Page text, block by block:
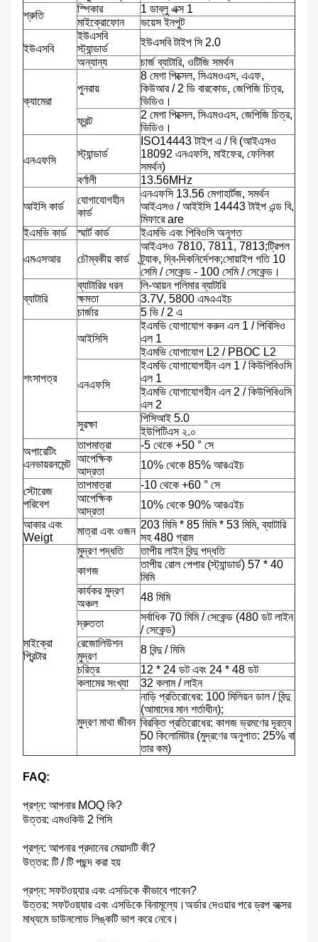
শ্রুতি
স্পিকার
1 ডাব্লু এক্স 1
মাইক্রোফোন
ভয়েস ইনপুট
ইউএসবি
ইউএসবি
স্ট্যান্ডার্ড
ইউএসবি টাইপ সি 2.0
অন্যান্য
চার্জ ব্যাটারি, ওটিজি সমর্থন
ক্যামেরা
পুনরায়
8 মেগা পিক্সেল, সিএমওএস, এএফ,
কিউআর / 2 ডি বারকোড, জেপিজি চিত্র,
ভিডিও।
ফ্রন্ট
2 মেগা পিক্সেল, সিএমওএস, জেপিজি চিত্র,
ভিডিও।
এনএফসি
স্ট্যান্ডার্ড
ISO14443 টাইপ এ / বি (আইএসও
18092 এনএফসি, মাইফের, ফেলিকা
সমর্থন)
বর্ণালী
13.56MHz
আইসি কার্ড
যোগাযোগহীন
কার্ড
এনএফসি 13.56 মেগাহার্টজ, সমর্থন
আইএসও / আইইসি 14443 টাইপ এন্ড বি,
মিফারে are
ইএমভি কার্ড
স্মার্ট কার্ড ইএমভি এবং পিবিওসি অনুগত
এমএসআর চৌম্বকীয় কার্ড
আইএসও 7810, 7811, 7813;ট্রিপল
ট্র্যাক, দ্বি-দিকনির্দেশক;সোয়াইপ গতি 10
সেমি / সেকেন্ড - 100 সেমি / সেকেন্ড।
ব্যাটারি
ব্যাটারির ধরন
লি-আয়ন পলিমার ব্যাটারি
ক্ষমতা
3.7V, 5800 এমএএইচ
চার্জার
5 ভি / 2 এ
শংসাপত্র
আইসিসি
ইএমভি যোগাযোগ করুন এল 1 / পিবিসিও
এল 1
ইএমভি যোগাযোগ L2 / PBOC L2
এনএফসি
ইএমভি যোগাযোগহীন এল 1 / কিউপিবিওসি
এল 1
ইএমভি যোগাযোগহীন এল 2 / কিউপিবিওসি
এল 2
সুরক্ষা
পিসিআই 5.0
ইউপিটিএস ২.০
অপারেটিং
এনভায়রনমেন্ট
তাপমাত্রা
-5 থেকে +50 ° সে
আপেক্ষিক
আদ্রতা
10% থেকে 85% আরএইচ
স্টোরেজ
পরিবেশ
তাপমাত্রা
-10 থেকে +60 ° সে
আপেক্ষিক
আদ্রতা
10% থেকে 90% আরএইচ
আকার এবং
Weigt
মাত্রা এবং ওজন
203 মিমি * 85 মিমি * 53 মিমি, ব্যাটারি
সহ 480 গ্রাম
মাইক্রো
প্রিন্টার
মুদ্রণ পদ্ধতি
তাপীয় লাইন বিন্দু পদ্ধতি
কাগজ
তাপীয় রোল পেপার (স্ট্যান্ডার্ড) 57 * 40
মিমি
কার্যকর মুদ্রণ
অঞ্চল
48 মিমি
দ্রুততা
সর্বাধিক 70 মিমি / সেকেন্ড (480 ডট লাইন
/ সেকেন্ড)
রেজোলিউশন
মুদ্রণ
8 বিন্দু / মিমি
চরিত্র
12 * 24 ডট এবং 24 * 48 ডট
কলামের সংখ্যা
32 কলাম / লাইন
মুদ্রণ মাথা জীবন
নাড়ি প্রতিরোধের: 100 মিলিয়ন ডাল / বিন্দু
(আমাদের মান শর্তাধীন);
বিরক্তি প্রতিরোধের: কাগজ ভ্রমণের দূরত্ব
50 কিলোমিটার (মুদ্রণের অনুপাত: 25% বা
তার কম)
FAQ:
প্রশ্ন: আপনার MOQ কি?
উত্তর: এমওকিউ 2 পিসি
প্রশ্ন: আপনার প্রদানের মেয়াদটি কী?
উত্তর: টি / টি পছন্দ করা হয়
প্রশ্ন: সফটওয়্যার এবং এসডিকে কীভাবে পাবেন?
উত্তর: সফটওয়্যার এবং এসডিকে বিনামূল্যে।অর্ডার দেওয়ার পরে ড্রপ বক্সের
মাধ্যমে ডাউনলোড লিঙ্কটি ভাগ করে নেবে।